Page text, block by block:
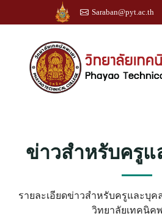
Saraban@pyt.ac.th
ข่าวสำหรับครูแ
รายละเอียดข่าวสำหรับครูและบุค
วิทยาลัยเทคนิคพ